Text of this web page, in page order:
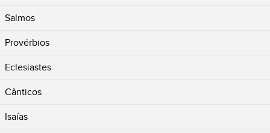
Salmos
Provérbios
Eclesiastes
Cânticos
Isaías